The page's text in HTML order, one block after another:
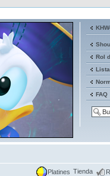
Rol
FAQ
Platines Tienda